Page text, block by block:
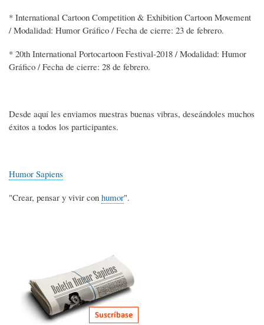
* International Cartoon Competition & Exhibition Cartoon Movement
/ Modalidad: Humor Gráfico / Fecha de cierre: 23 de febrero.
* 20th International Portocartoon Festival-2018 / Modalidad: Humor
Gráfico / Fecha de cierre: 28 de febrero.
Desde aquí les enviamos nuestras buenas vibras, deseándoles muchos
éxitos a todos los participantes.
Humor Sapiens
"Crear, pensar y vivir con humor".